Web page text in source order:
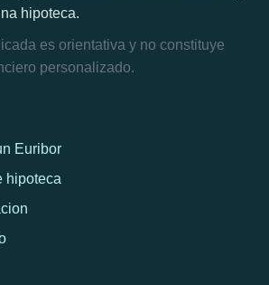
hipoteca.
es orientativa y no constituye
personalizado.
Euribor
hipoteca